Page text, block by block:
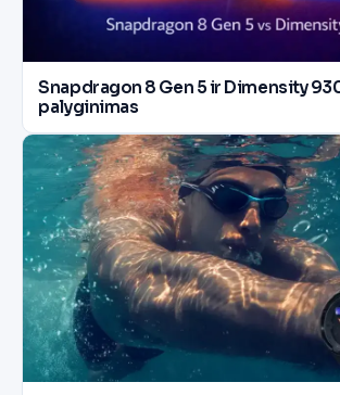
Snapdragon 8 Gen 5 ir Dimensity
palyginimas